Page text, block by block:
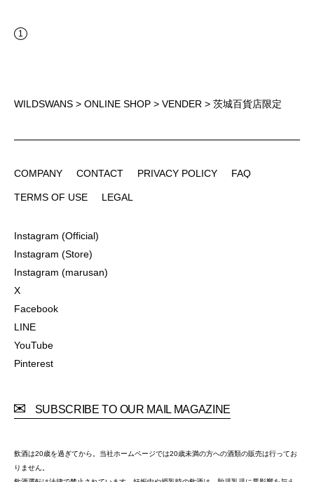
1
WILDSWANS > ONLINE SHOP > VENDER > 茨城百貨店限定
COMPANY
CONTACT
PRIVACY POLICY
FAQ
TERMS OF USE
LEGAL
Instagram (Official)
Instagram (Store)
Instagram (marusan)
X
Facebook
LINE
YouTube
Pinterest
SUBSCRIBE TO OUR MAIL MAGAZINE
飲酒は20歳を過ぎてから。当社ホームページでは20歳未満の方への酒類の販売は行ってお
りません。